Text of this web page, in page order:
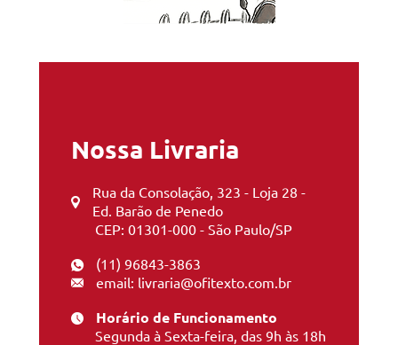
Nossa Livraria
Rua da Consolação, 323 - Loja 28 -
Ed. Barão de Penedo
CEP: 01301-000 - São Paulo/SP
(11) 96843-3863
email: livraria@ofitexto.com.br
Horário de Funcionamento
Segunda à Sexta-feira, das 9h às 18h